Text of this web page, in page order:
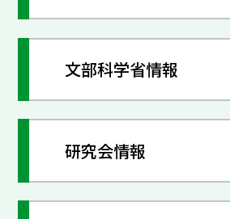
文部科学省情報
研究会情報